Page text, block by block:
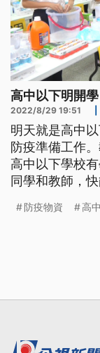
高中以下明開
2022/8/29 19:51
明天就是高中
防疫準備工作
高中以下學校
同學和教師，
防疫物資 高